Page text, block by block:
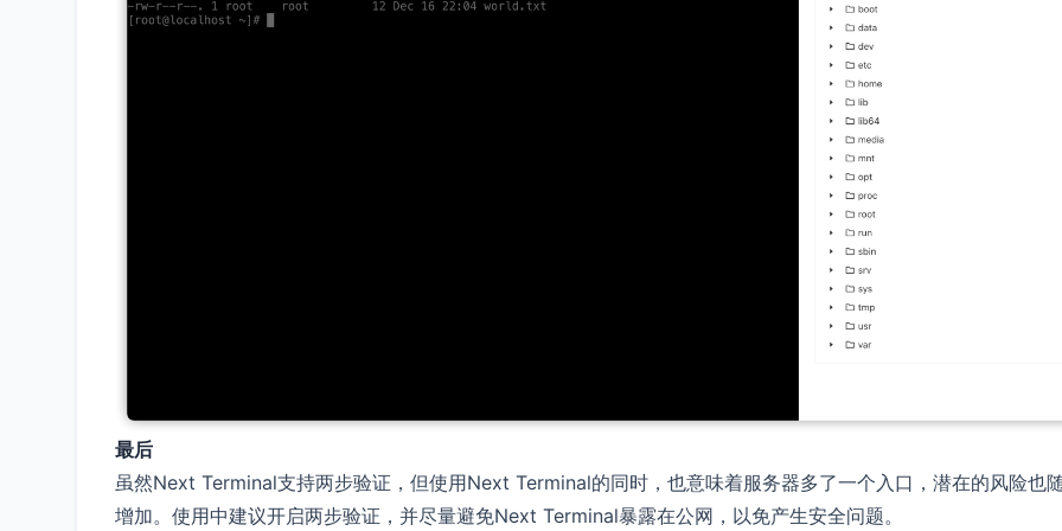
最后
虽然Next Terminal支持两步验证，但使用Next Terminal的同时，也意味着服务器多了一个入口，潜在的风险也
增加。使用中建议开启两步验证，并尽量避免Next Terminal暴露在公网，以免产生安全问题。